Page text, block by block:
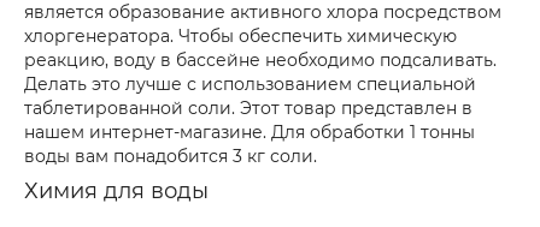
является образование активного хлора посредством
хлоргенератора. Чтобы обеспечить химическую
реакцию, воду в бассейне необходимо подсаливать.
Делать это лучше с использованием специальной
таблетированной соли. Этот товар представлен в
нашем интернет-магазине. Для обработки 1 тонны
воды вам понадобится 3 кг соли.
Химия для воды